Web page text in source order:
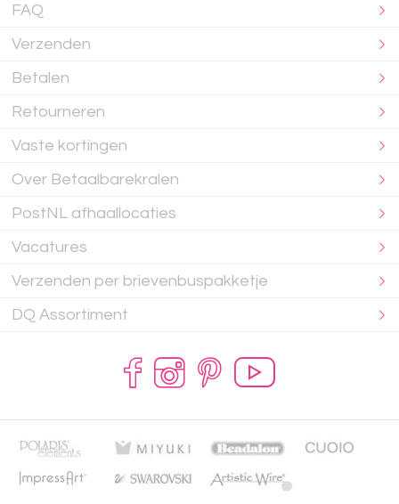
FAQ
Verzenden
Betalen
Retourneren
Vaste kortingen
Over Betaalbarekralen
PostNL afhaallocaties
Vacatures
Verzenden per brievenbuspakketje
DQ Assortiment